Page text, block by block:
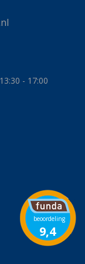
- 17:00
beoordeling
9,4